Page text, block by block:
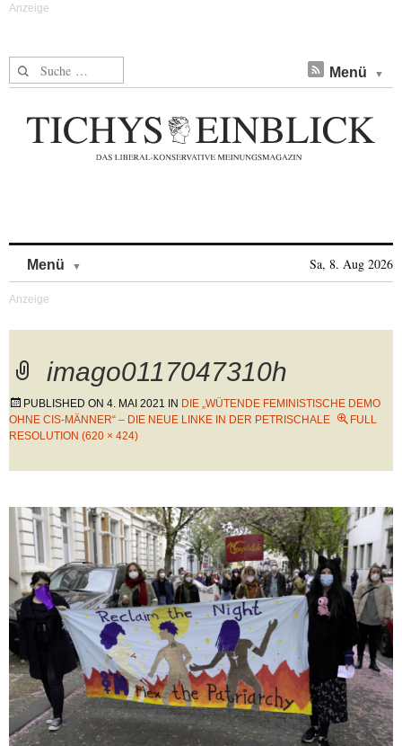
Suche nach: Menü
Menü Sa, 8. Aug 2026
imago0117047310h
PUBLISHED ON 4. MAI 2021 IN DIE „WÜTENDE FEMINISTISCHE DEMO
OHNE CIS-MÄNNER“ – DIE NEUE LINKE IN DER PETRISCHALE
FULL
RESOLUTION (620 × 424)